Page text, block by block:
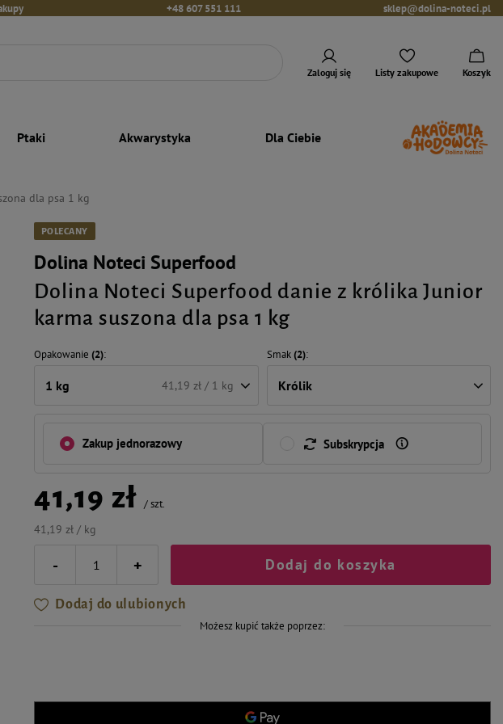
+48 607 551 111 sklep@dolina-noteci.pl
Zaloguj się Listy zakupowe Koszyk
Ptaki Akwarystyka Dla Ciebie
dla psa 1 kg
POLECANY
Dolina Noteci Superfood
Dolina Noteci Superfood danie z królika Junior
karma suszona dla psa 1 kg
Opakowanie (2)
1 kg 41,19 zł / 1 kg
Smak(2)
Królik
Zakup jednorazowy Subskrypcja
41,19 zł /szt.
41,19 zł / kg
- + Dodaj do koszyka
Dodaj do ulubionych
Możesz kupić także poprzez: